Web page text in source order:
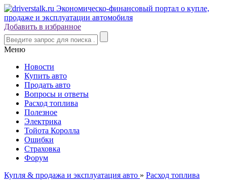
Добавить в избранное
Меню
Новости
Купить авто
Продать авто
Вопросы и ответы
Расход топлива
Полезное
Электрика
Тойота Королла
Ошибки
Страховка
Форум
Купля & продажа и эксплуатация авто » Расход топлива